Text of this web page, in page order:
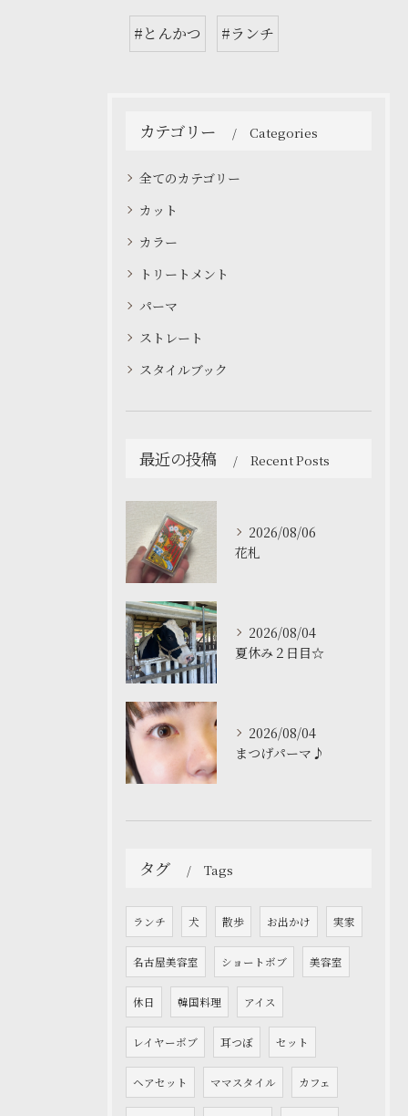
#とんかつ #ランチ
カテゴリー Categories
全てのカテゴリー
カット
カラー
トリートメント
パーマ
ストレート
スタイルブック
最近の投稿 Recent Posts
2026/08/06
花札
2026/08/04
夏休み２日目☆
2026/08/04
まつげパーマ♪
タグ Tags
ランチ 犬 散歩 お出かけ 実家
名古屋美容室 ショートボブ 美容室
休日 韓国料理 アイス
レイヤーボブ 耳つぼ セット
ヘアセット ママスタイル カフェ